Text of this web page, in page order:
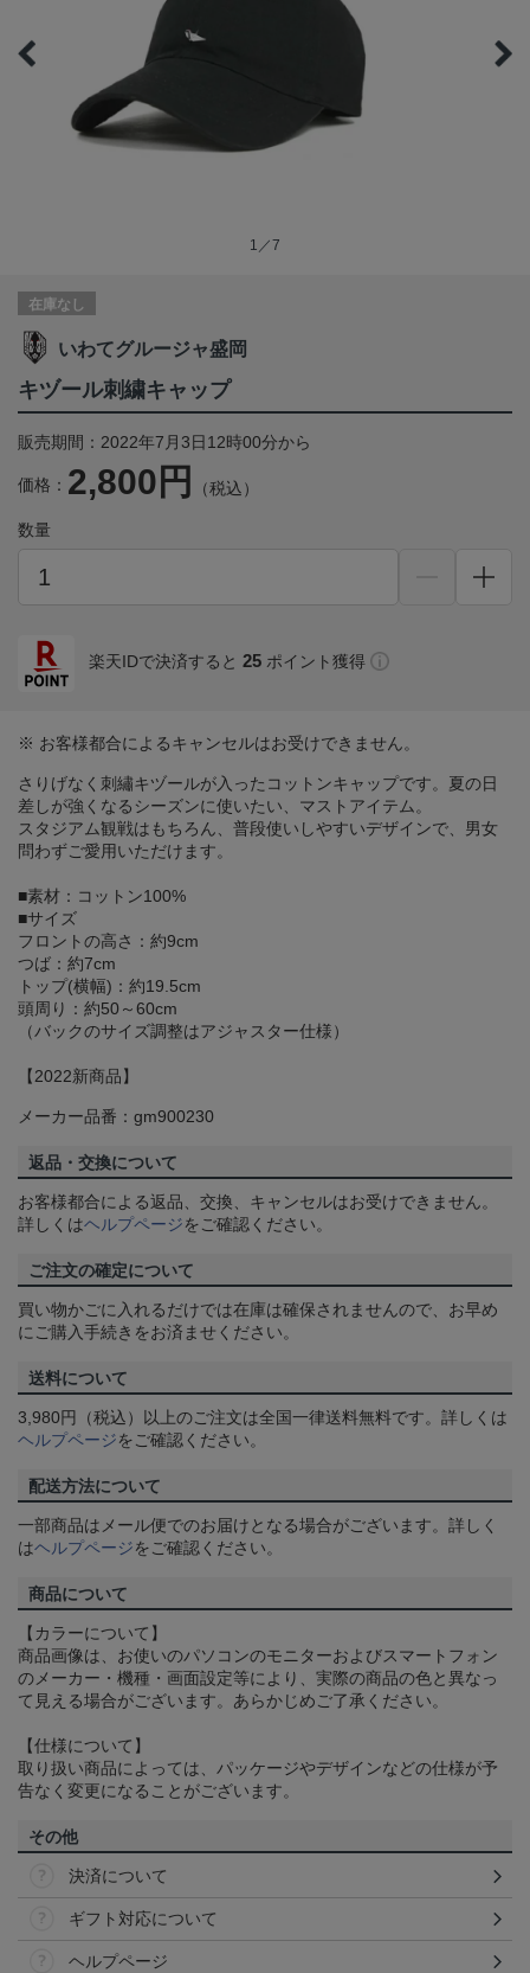
1／7
在庫なし
いわてグルージャ盛岡
キヅール刺繍キャップ
販売期間：2022年7月3日12時00分から
価格： 2,800円 （税込）
数量
楽天IDで決済すると 25 ポイント獲得
※ お客様都合によるキャンセルはお受けできません。
さりげなく刺繡キヅールが入ったコットンキャップです。夏の日
差しが強くなるシーズンに使いたい、マストアイテム。
スタジアム観戦はもちろん、普段使いしやすいデザインで、男女
問わずご愛用いただけます。
■素材：コットン100%
■サイズ
フロントの高さ：約9cm
つば：約7cm
トップ(横幅)：約19.5cm
頭周り：約50～60cm
（バックのサイズ調整はアジャスター仕様）
【2022新商品】
メーカー品番：gm900230
返品・交換について
お客様都合による返品、交換、キャンセルはお受けできません。
詳しくはヘルプページをご確認ください。
ご注文の確定について
買い物かごに入れるだけでは在庫は確保されませんので、お早め
にご購入手続きをお済ませください。
送料について
3,980円（税込）以上のご注文は全国一律送料無料です。詳しくは
ヘルプページをご確認ください。
配送方法について
一部商品はメール便でのお届けとなる場合がございます。詳しく
はヘルプページをご確認ください。
商品について
【カラーについて】
商品画像は、お使いのパソコンのモニターおよびスマートフォン
のメーカー・機種・画面設定等により、実際の商品の色と異なっ
て見える場合がございます。あらかじめご了承ください。
【仕様について】
取り扱い商品によっては、パッケージやデザインなどの仕様が予
告なく変更になることがございます。
その他
決済について
ギフト対応について
ヘルプページ